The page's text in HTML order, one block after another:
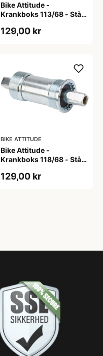
Bike Attitude -
Krankboks 113/68 - Stål
129,00 kr
BIKE ATTITUDE
Bike Attitude -
Krankboks 118/68 - Stål
129,00 kr